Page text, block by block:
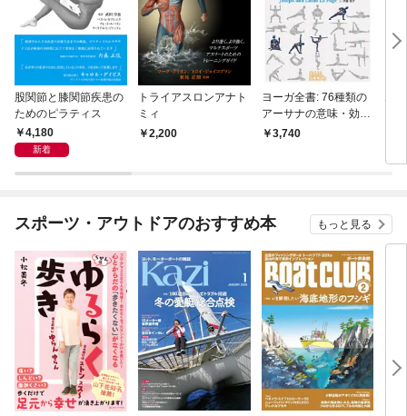
股関節と膝関節疾患の
ためのピラティス
4,180
新着
トライアスロンアナト
ミィ
2,200
ヨーガ全書: 76種類の
アーサナの意味・効
能・実践手順
3,740
ム
スポーツ・アウトドアのおすすめ本 もっと見る